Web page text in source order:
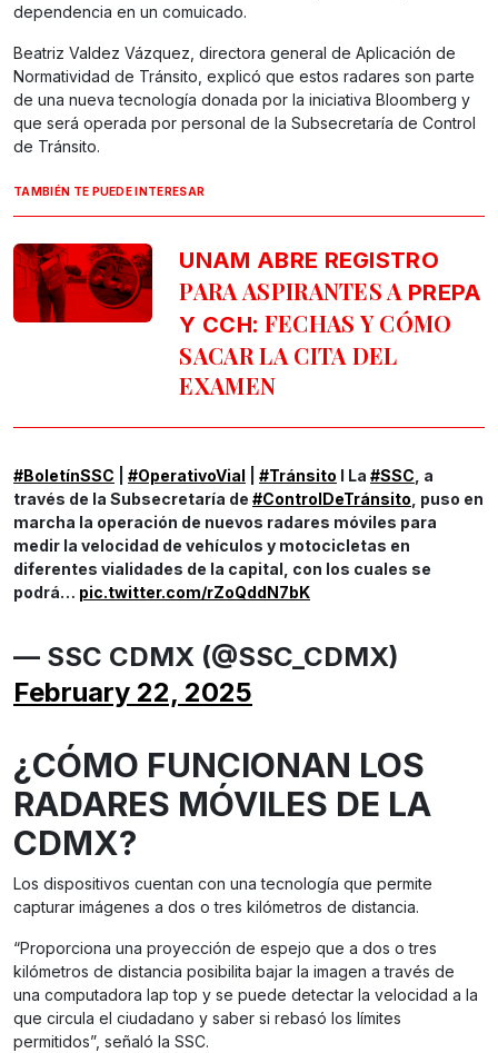
dependencia en un comuicado.
Beatriz Valdez Vázquez, directora general de Aplicación de
Normatividad de Tránsito, explicó que estos radares son parte
de una nueva tecnología donada por la iniciativa Bloomberg y
que será operada por personal de la Subsecretaría de Control
de Tránsito.
TAMBIÉN TE PUEDE INTERESAR
UNAM ABRE REGISTRO
PARA ASPIRANTES A PREPA
Y CCH: FECHAS Y CÓMO
SACAR LA CITA DEL
EXAMEN
#BoletínSSC #OperativoVial #Tránsito l La #SSC, a
través de la Subsecretaría de #ControlDeTránsito, puso en
marcha la operación de nuevos radares móviles para
medir la velocidad de vehículos y motocicletas en
diferentes vialidades de la capital, con los cuales se
podrá… pic.twitter.com/rZoQddN7bK
— SSC CDMX (@SSC_CDMX)
February 22, 2025
¿CÓMO FUNCIONAN LOS
RADARES MÓVILES DE LA
CDMX?
Los dispositivos cuentan con una tecnología que permite
capturar imágenes a dos o tres kilómetros de distancia.
“Proporciona una proyección de espejo que a dos o tres
kilómetros de distancia posibilita bajar la imagen a través de
una computadora lap top y se puede detectar la velocidad a la
que circula el ciudadano y saber si rebasó los límites
permitidos”, señaló la SSC.